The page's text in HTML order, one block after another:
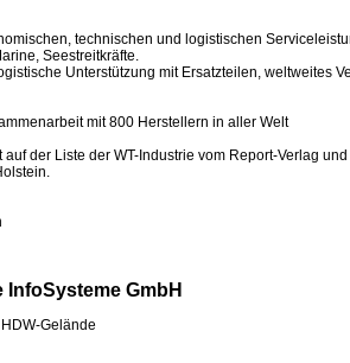
technischen und logistischen
Seestreitkräfte.
Unterstützung mit Ersatzteilen, weltweites
mit 800 Herstellern in aller Welt
der Liste der WT-Industrie vom Report-Verlag
InfoSysteme GmbH
Gelände